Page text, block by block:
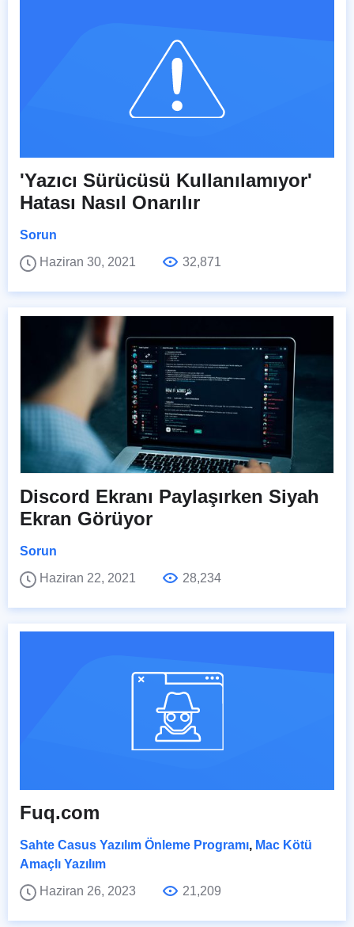
'Yazıcı Sürücüsü Kullanılamıyor'
Hatası Nasıl Onarılır
Sorun
Haziran 30, 2021
32,871
Discord Ekranı Paylaşırken Siyah
Ekran Görüyor
Sorun
Haziran 22, 2021
28,234
Fuq.com
Sahte Casus Yazılım Önleme Programı, Mac Kötü
Amaçlı Yazılım
Haziran 26, 2023
21,209